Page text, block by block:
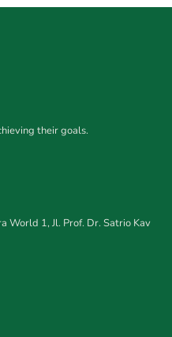
their goals.
World 1, Jl. Prof. Dr. Satrio Kav